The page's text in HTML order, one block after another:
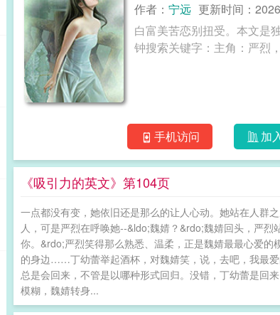
作者： 宁远 更新时间：
白富美苦恋别扭受。本文是
手机访问 加
《吸引力的英文》第104页
一点都没有变，她依旧还是那么的让人心动。她站在人群
人，可是严烈在呼唤她‐‐&ldo;魏婧？&rdo;魏婧回头，严
你。&rdo;严烈笑得那么熟悉、温柔，正是魏婧最最心爱
的身边……丁幼蕾举起酒杯，对魏婧笑，说，去吧，我最
总是会回来，不管是以哪种形式回归。没错，丁幼蕾是回
模糊，魏婧转身...